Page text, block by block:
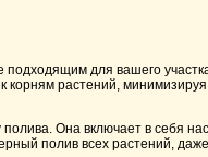
для вашего
растений,
Она включает в себя
полив всех растений,